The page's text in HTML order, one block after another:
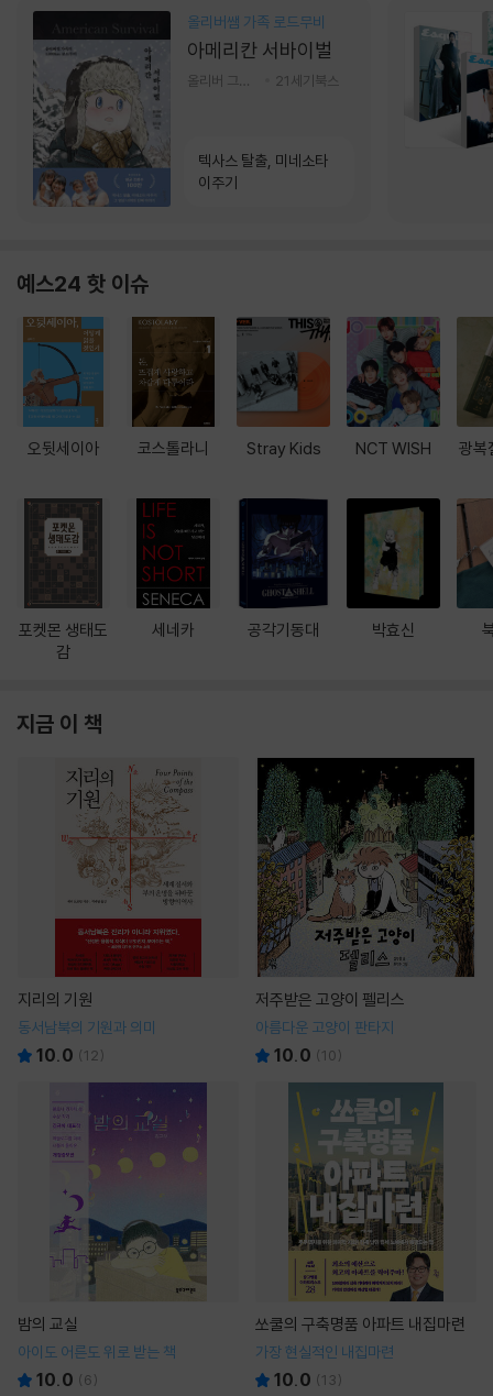
올리버쌤 가족 로드무비
아메리칸 서바이벌
21세기북스
텍사스 탈출, 미네소타
이주기
예스24 핫 이슈
오뒷세이아
포켓몬 생태도
감
코스톨라니
세네카
Stray Kids
공각기동대
NCT WISH
박효신
광복
지금 이 책
지리의 기원
동서남북의 기원과 의미
10.0 (12)
저주받은 고양이 펠리스
아름다운 고양이 판타지
10.0 (10)
밤의 교실
아이도 어른도 위로 받는 책
10.0 (6)
쏘쿨의 구축명품 아파트 내집마련
가장 현실적인 내집마련
10.0 (13)